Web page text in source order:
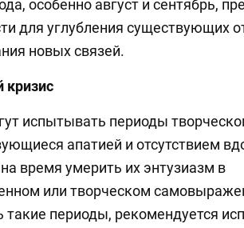
особенно август и сентябрь,
для углубления существующих
новых связей.
кризис
испытывать периоды
апатией и отсутствием
время умерить их энтузиазм в
или творческом
такие периоды, рекомендуется